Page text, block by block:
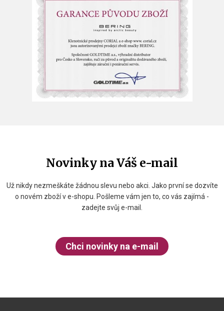
Novinky na Váš e-mail
Už nikdy nezmeškáte žádnou slevu nebo akci. Jako první se dozvíte
o novém zboží v e-shopu. Pošleme vám jen to, co vás zajímá -
zadejte svůj e-mail.
Chci novinky na e-mail